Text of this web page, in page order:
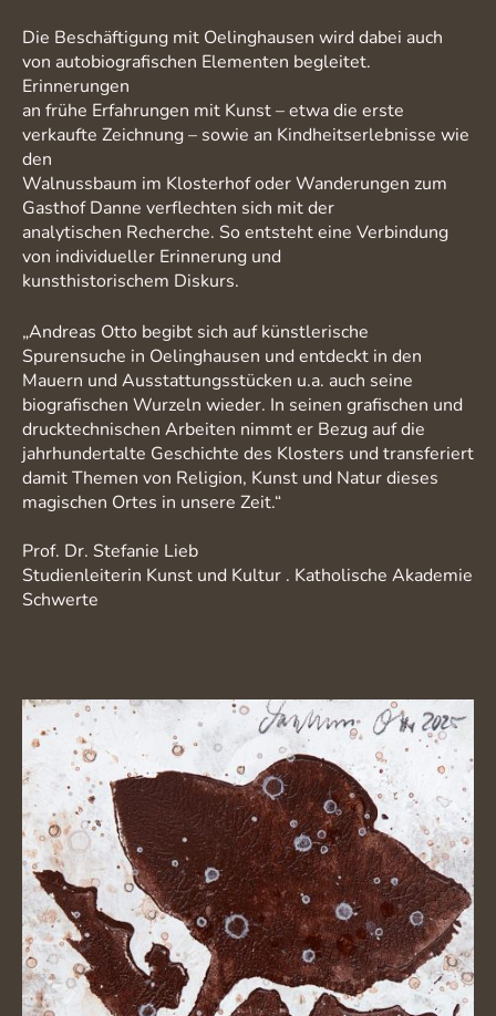
Die Beschäftigung mit Oelinghausen wird dabei auch
von autobiografischen Elementen begleitet.
Erinnerungen
an frühe Erfahrungen mit Kunst – etwa die erste
verkaufte Zeichnung – sowie an Kindheitserlebnisse wie
den
Walnussbaum im Klosterhof oder Wanderungen zum
Gasthof Danne verflechten sich mit der
analytischen Recherche. So entsteht eine Verbindung
von individueller Erinnerung und
kunsthistorischem Diskurs.
„Andreas Otto begibt sich auf künstlerische
Spurensuche in Oelinghausen und entdeckt in den
Mauern und Ausstattungsstücken u.a. auch seine
biografischen Wurzeln wieder. In seinen grafischen und
drucktechnischen Arbeiten nimmt er Bezug auf die
jahrhundertalte Geschichte des Klosters und transferiert
damit Themen von Religion, Kunst und Natur dieses
magischen Ortes in unsere Zeit.“
Prof. Dr. Stefanie Lieb
Studienleiterin Kunst und Kultur . Katholische Akademie
Schwerte